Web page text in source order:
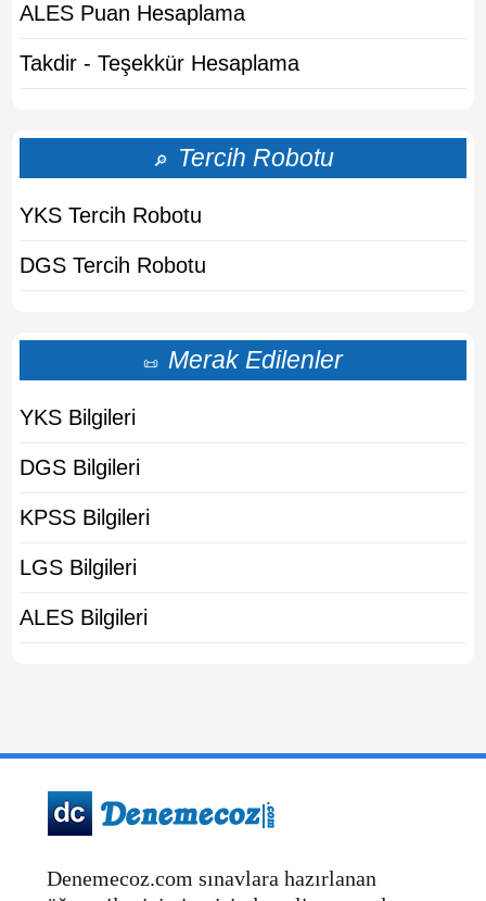
ALES Puan Hesaplama
Takdir - Teşekkür Hesaplama
🔎 Tercih Robotu
YKS Tercih Robotu
DGS Tercih Robotu
📜 Merak Edilenler
YKS Bilgileri
DGS Bilgileri
KPSS Bilgileri
LGS Bilgileri
ALES Bilgileri
Denemecoz.com sınavlara hazırlanan